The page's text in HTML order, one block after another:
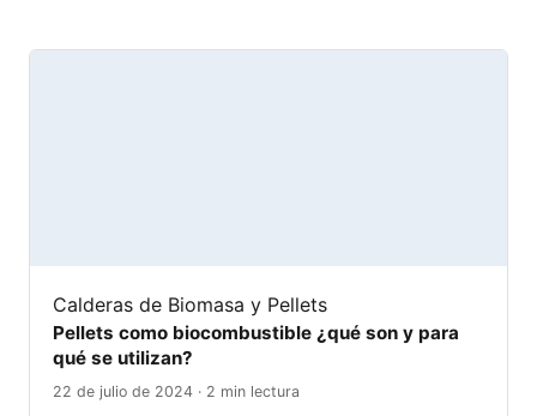
Calderas de Biomasa y Pellets
Pellets como biocombustible ¿qué son y para
qué se utilizan?
22 de julio de 2024 · 2 min lectura